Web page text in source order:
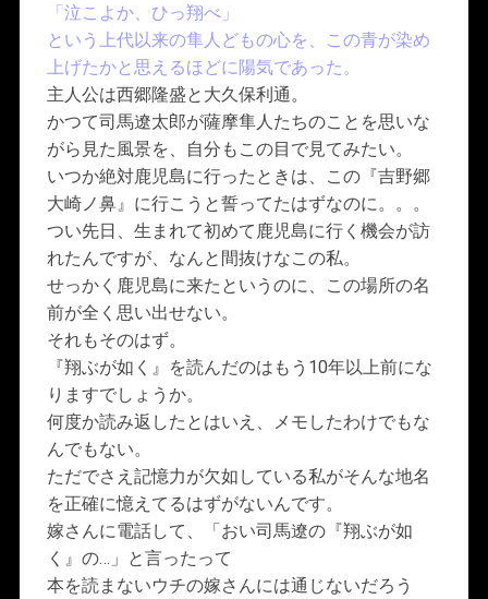
「泣こよか、ひっ翔べ」
という上代以来の隼人どもの心を、この青が染め
上げたかと思えるほどに陽気であった。
主人公は西郷隆盛と大久保利通。
かつて司馬遼太郎が薩摩隼人たちのことを思いな
がら見た風景を、自分もこの目で見てみたい。
いつか絶対鹿児島に行ったときは、この『吉野郷
大崎ノ鼻』に行こうと誓ってたはずなのに。。。
つい先日、生まれて初めて鹿児島に行く機会が訪
れたんですが、なんと間抜けなこの私。
せっかく鹿児島に来たというのに、この場所の名
前が全く思い出せない。
それもそのはず。
『翔ぶが如く』を読んだのはもう10年以上前にな
りますでしょうか。
何度か読み返したとはいえ、メモしたわけでもな
んでもない。
ただでさえ記憶力が欠如している私がそんな地名
を正確に憶えてるはずがないんです。
嫁さんに電話して、「おい司馬遼の『翔ぶが如
く』の…」と言ったって
本を読まないウチの嫁さんには通じないだろう